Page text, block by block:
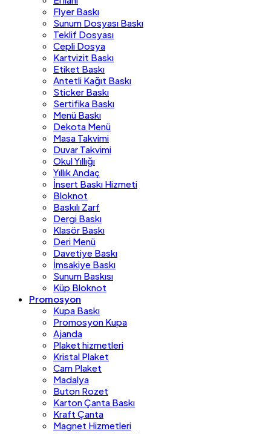
Flyer Baskı
Sunum Dosyası Baskı
Teklif Dosyası
Cepli Dosya
Kartvizit Baskı
Etiket Baskı
Antetli Kağıt Baskı
Sticker Baskı
Sertifika Baskı
Menü Baskı
Dekota Menü
Masa Takvimi
Duvar Takvimi
Okul Yıllığı
Yıllık Andaç
İnsert Baskı Hizmeti
Bloknot
Baskılı Zarf
Dergi Baskı
Klasör Baskı
Deri Menü
Davetiye Baskı
İmsakiye Baskı
Sunum Baskısı
Küp Bloknot
Promosyon
Kupa Baskı
Promosyon Kupa
Ajanda
Plaket hizmetleri
Kristal Plaket
Cam Plaket
Madalya
Buton Rozet
Karton Çanta Baskı
Kraft Çanta
Magnet Hizmetleri